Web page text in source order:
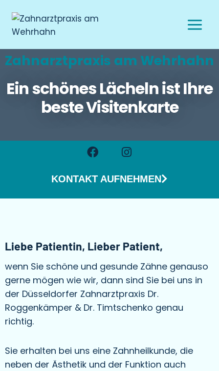
Zahnarztpraxis am Wehrhahn
Ein schönes Lächeln ist Ihre
beste Visitenkarte
KONTAKT AUFNEHMEN
Liebe Patientin, Lieber Patient,
wenn Sie schöne und gesunde Zähne genauso
gerne mögen wie wir, dann sind Sie bei uns in
der Düsseldorfer Zahnarztpraxis Dr.
Roggenkämper & Dr. Timtschenko genau
richtig.
Sie erhalten bei uns eine Zahnheilkunde, die
neben der Ästhetik und der Funktion auch